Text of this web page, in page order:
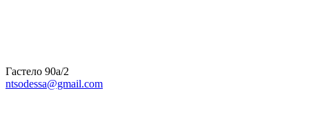
Гастело 90а/2
ntsodessa@gmail.com